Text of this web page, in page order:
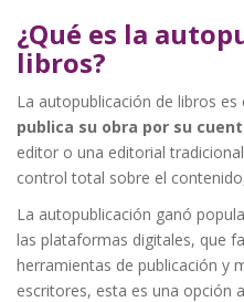
¿Qué es la
libros?
La autopublicación de libros
publica su obra por su
editor o una editorial
control total sobre el
La autopublicación ganó
las plataformas digitales, que
herramientas de publicación y
escritores, esta es una opción